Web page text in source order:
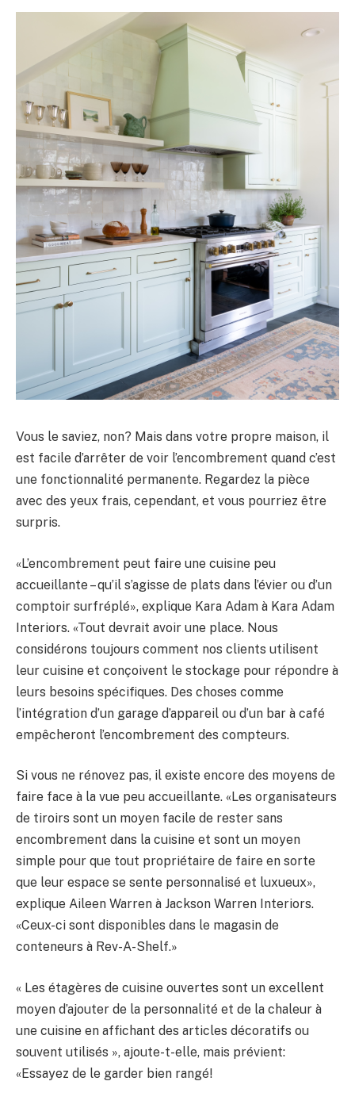
Vous le saviez, non? Mais dans votre propre maison, il
est facile d’arrêter de voir l’encombrement quand c’est
une fonctionnalité permanente. Regardez la pièce
avec des yeux frais, cependant, et vous pourriez être
surpris.
«L’encombrement peut faire une cuisine peu
accueillante – qu’il s’agisse de plats dans l’évier ou d’un
comptoir surfréplé», explique Kara Adam à Kara Adam
Interiors. «Tout devrait avoir une place. Nous
considérons toujours comment nos clients utilisent
leur cuisine et conçoivent le stockage pour répondre à
leurs besoins spécifiques. Des choses comme
l’intégration d’un garage d’appareil ou d’un bar à café
empêcheront l’encombrement des compteurs.
Si vous ne rénovez pas, il existe encore des moyens de
faire face à la vue peu accueillante. «Les organisateurs
de tiroirs sont un moyen facile de rester sans
encombrement dans la cuisine et sont un moyen
simple pour que tout propriétaire de faire en sorte
que leur espace se sente personnalisé et luxueux»,
explique Aileen Warren à Jackson Warren Interiors.
«Ceux-ci sont disponibles dans le magasin de
conteneurs à Rev-A-Shelf.»
« Les étagères de cuisine ouvertes sont un excellent
moyen d’ajouter de la personnalité et de la chaleur à
une cuisine en affichant des articles décoratifs ou
souvent utilisés », ajoute-t-elle, mais prévient:
«Essayez de le garder bien rangé!